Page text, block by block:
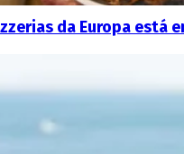
da Europa está